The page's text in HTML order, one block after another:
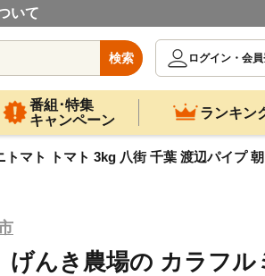
いて
検索
ログイン・会
番組･特集
キャンペーン
ランキン
マト トマト 3kg 八街 千葉 渡辺パイプ
げんき農場の カラフル